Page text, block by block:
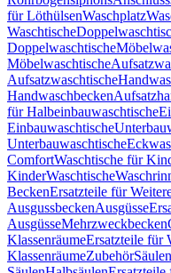
für LöthülsenWaschplatz
Waschtische
Doppelwaschtische
Möbelwaschtische
Aufsatzwaschtische
Handwaschbecken
für Halbeinbauwaschtische
Einbauwaschtische
Unterbauwaschtische
ComfortWaschtische für
KinderWaschtische
BeckenErsatzteile für
AusgussbeckenAusgüsse
AusgüsseMehrzweckbecken
KlassenräumeErsatzteile für
KlassenräumeZubehörSäulen